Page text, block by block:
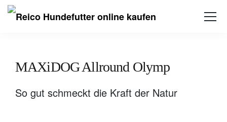
MAXiDOG Allround Olymp
So gut schmeckt die Kraft der Natur